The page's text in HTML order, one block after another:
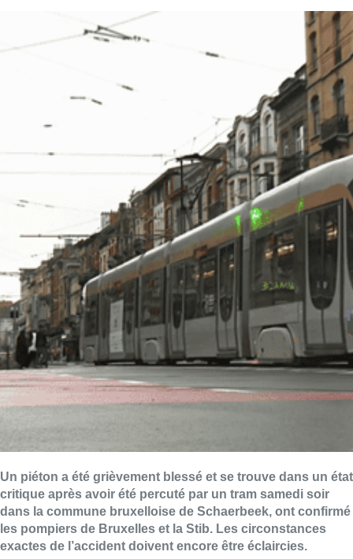
Un piéton a été grièvement blessé et se trouve dans un état
critique après avoir été percuté par un tram samedi soir
dans la commune bruxelloise de Schaerbeek, ont confirmé
les pompiers de Bruxelles et la Stib. Les circonstances
exactes de l’accident doivent encore être éclaircies.